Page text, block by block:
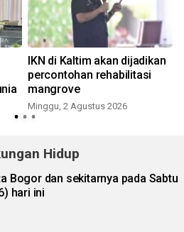
IKN di Kaltim akan dijadikan
percontohan rehabilitasi
mangrove
Minggu, 2 Agustus 2026
Hidup
Bogor dan sekitarnya pada Sabtu
hari ini